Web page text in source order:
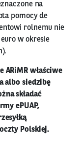
na
pomocy de
rolnemu nie
w okresie
właściwe
albo siedzibę
składać
ePUAP,
Polskiej.